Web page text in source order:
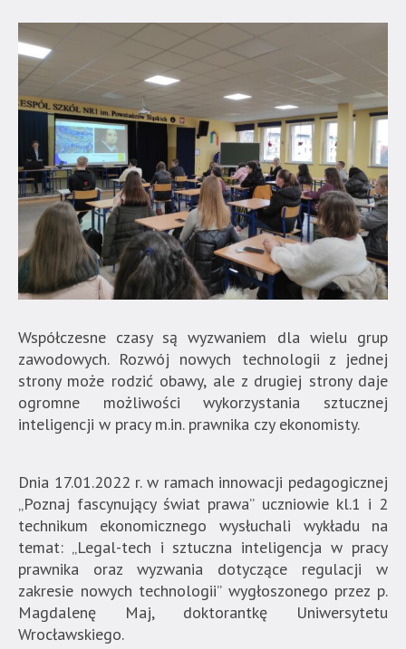
Współczesne czasy są wyzwaniem dla wielu grup
zawodowych. Rozwój nowych technologii z jednej
strony może rodzić obawy, ale z drugiej strony daje
ogromne możliwości wykorzystania sztucznej
inteligencji w pracy m.in. prawnika czy ekonomisty.
Dnia 17.01.2022 r. w ramach innowacji pedagogicznej
„Poznaj fascynujący świat prawa” uczniowie kl.1 i 2
technikum ekonomicznego wysłuchali wykładu na
temat: „Legal-tech i sztuczna inteligencja w pracy
prawnika oraz wyzwania dotyczące regulacji w
zakresie nowych technologii” wygłoszonego przez p.
Magdalenę Maj, doktorantkę Uniwersytetu
Wrocławskiego.